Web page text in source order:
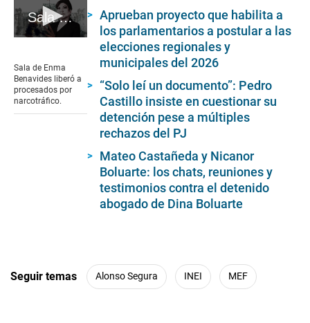
Sala de Enma Benavides liberó a procesados por narcotráfico #VideosEC #UI
of
8
minutes,
30
Sala de Enma
Benavides liberó a
procesados por
narcotráfico.
Aprueban proyecto que habilita a
los parlamentarios a postular a las
elecciones regionales y
municipales del 2026
“Solo leí un documento”: Pedro
Castillo insiste en cuestionar su
detención pese a múltiples
rechazos del PJ
Mateo Castañeda y Nicanor
Boluarte: los chats, reuniones y
testimonios contra el detenido
abogado de Dina Boluarte
Seguir temas Alonso Segura INEI MEF